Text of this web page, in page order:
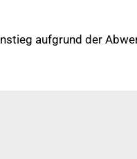
aufgrund der